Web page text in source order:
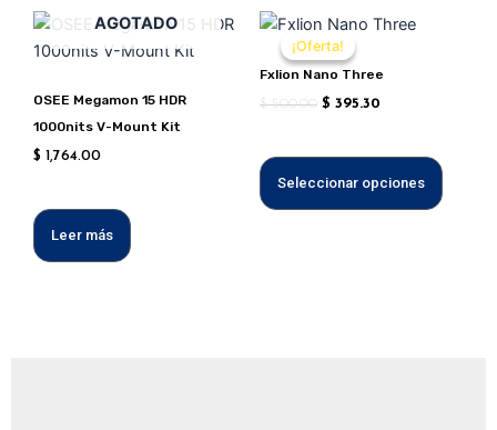
AGOTADO
OSEE Megamon 15 HDR
1000nits V-Mount Kit
$ 1,764.00
Leer más
¡Oferta!
¡Oferta!
Fxlion Nano Three
$500.00
El
precio
original
era:
$ 500.00.
$ 395.30
El
es:
Seleccionar opciones